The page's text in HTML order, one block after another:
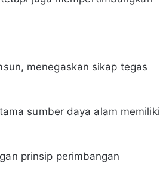
menegaskan sikap tegas
sumber daya alam memiliki
prinsip perimbangan